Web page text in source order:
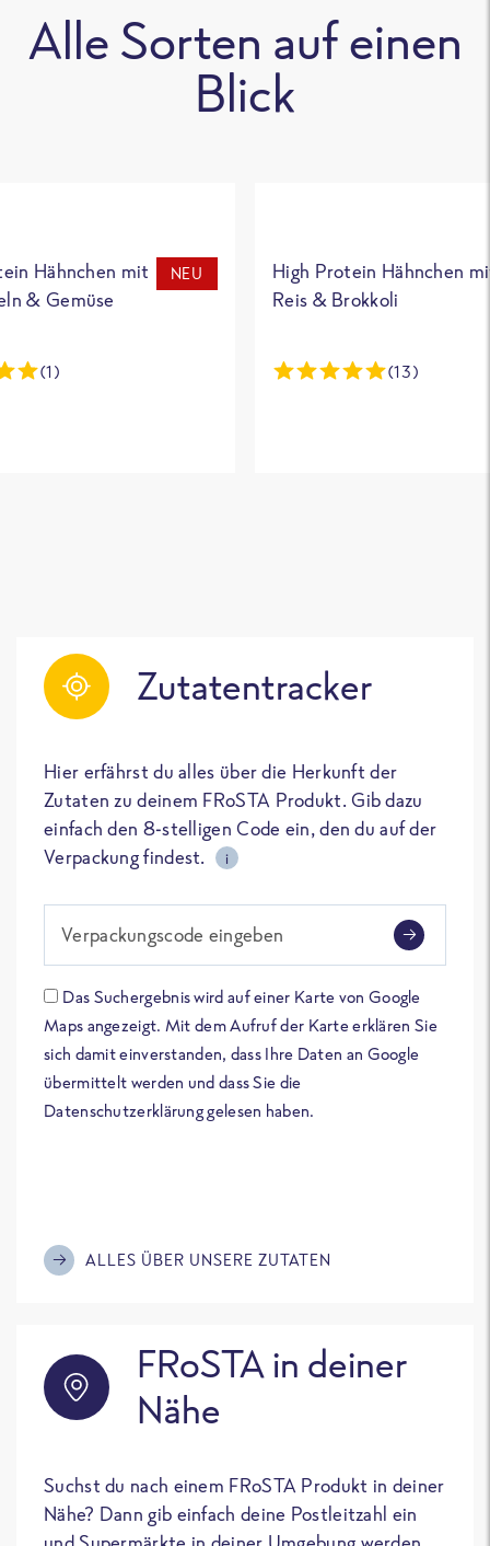
Alle Sorten auf einen
Blick
Hähnchen mit
& Gemüse
NEU
(1)
High Protein Hähnchen
Reis & Brokkoli
(13)
Zutatentracker
Hier erfährst du alles über die Herkunft der
Zutaten zu deinem FRoSTA Produkt. Gib dazu
einfach den 8-stelligen Code ein, den du auf der
Verpackung findest.
i
Verpackungscode eingeben
Das Suchergebnis wird auf einer Karte von Google
Maps angezeigt. Mit dem Aufruf der Karte erklären Sie
sich damit einverstanden, dass Ihre Daten an Google
übermittelt werden und dass Sie die
Datenschutzerklärung gelesen haben.
ALLES ÜBER UNSERE ZUTATEN
FRoSTA in deiner
Nähe
Suchst du nach einem FRoSTA Produkt in deiner
Nähe? Dann gib einfach deine Postleitzahl ein